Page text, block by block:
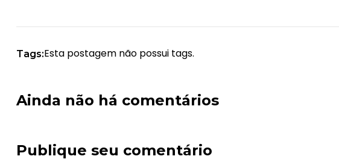
Tags:Esta postagem não possui tags.
Ainda não há comentários
Publique seu comentário